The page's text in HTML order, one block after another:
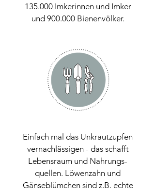
135.000 Imkerinnen und Imker
und 900.000 Bienenvölker.
Einfach mal das Unkrautzupfen
vernachlässigen - das schafft
Lebensraum und Nahrungs-
quellen. Löwenzahn und
Gänseblümchen sind z.B. echte